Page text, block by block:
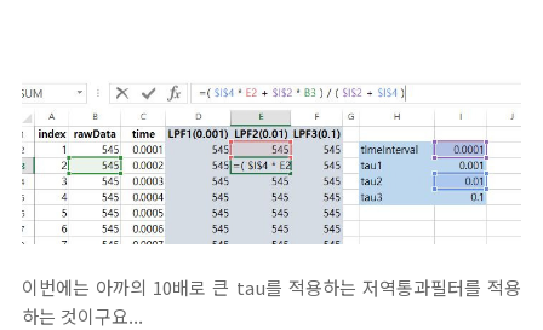
이번에는 아까의 10배로 큰 tau를 적용하는 저역통과필터를 적용
하는 것이구요...